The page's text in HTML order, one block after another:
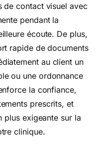
de contact visuel avec
pendant la
écoute. De plus,
rapide de documents
au client un
ou une ordonnance
la confiance,
prescrits, et
plus exigeante sur la
clinique.